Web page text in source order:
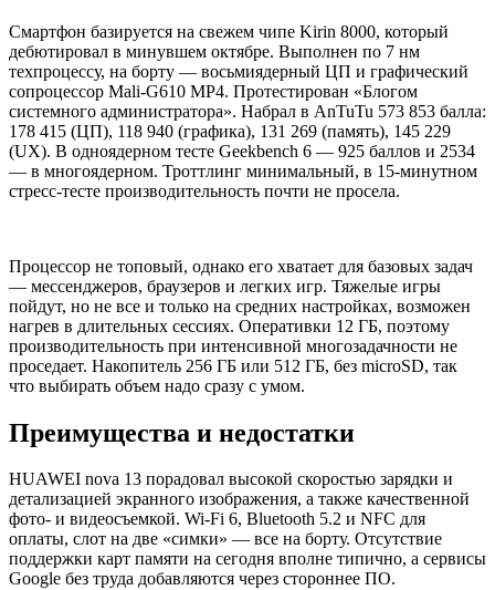
Смартфон базируется на свежем чипе Kirin 8000, который
дебютировал в минувшем октябре. Выполнен по 7 нм
техпроцессу, на борту — восьмиядерный ЦП и графический
сопроцессор Mali-G610 MP4. Протестирован «Блогом
системного администратора». Набрал в AnTuTu 573 853 балла:
178 415 (ЦП), 118 940 (графика), 131 269 (память), 145 229
(UX). В одноядерном тесте Geekbench 6 — 925 баллов и 2534
— в многоядерном. Троттлинг минимальный, в 15-минутном
стресс-тесте производительность почти не просела.
Процессор не топовый, однако его хватает для базовых задач
— месcенджеров, браузеров и легких игр. Тяжелые игры
пойдут, но не все и только на средних настройках, возможен
нагрев в длительных сессиях. Оперативки 12 ГБ, поэтому
производительность при интенсивной многозадачности не
проседает. Накопитель 256 ГБ или 512 ГБ, без microSD, так
что выбирать объем надо сразу с умом.
Преимущества и недостатки
HUAWEI nova 13 порадовал высокой скоростью зарядки и
детализацией экранного изображения, а также качественной
фото- и видеосъемкой. Wi-Fi 6, Bluetooth 5.2 и NFC для
оплаты, слот на две «симки» — все на борту. Отсутствие
поддержки карт памяти на сегодня вполне типично, а сервисы
Google без труда добавляются через стороннее ПО.